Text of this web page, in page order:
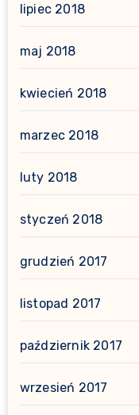
lipiec 2018
maj 2018
kwiecień 2018
marzec 2018
luty 2018
styczeń 2018
grudzień 2017
listopad 2017
październik 2017
wrzesień 2017